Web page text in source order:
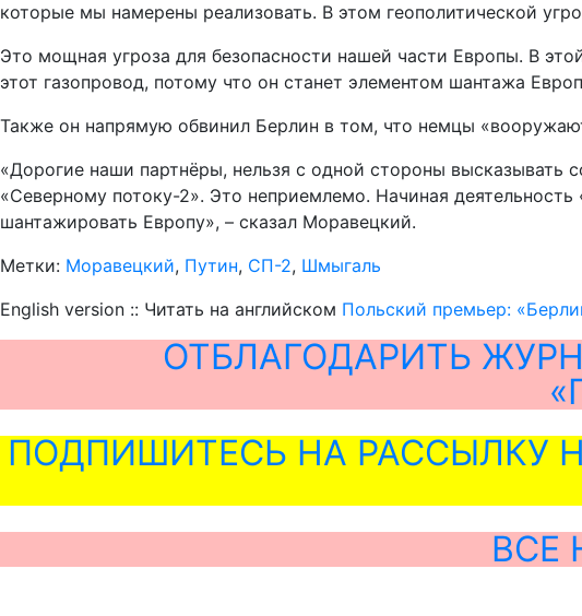
которые мы намерены реализовать. В этом геополитической
Это мощная угроза для безопасности нашей части Европы. В
этот газопровод, потому что он станет элементом шантажа
Также он напрямую обвинил Берлин в том, что немцы
«Дорогие наши партнёры, нельзя с одной стороны высказывать
«Северному потоку-2». Это неприемлемо. Начиная
шантажировать Европу», – сказал Моравецкий.
Метки: Моравецкий, Путин, СП-2, Шмыгаль
English version :: Читать на английском Польский премьер:
ОТБЛАГОДАРИТЬ
ПОДПИШИТЕСЬ НА РАССЫЛКУ
ВСЕ